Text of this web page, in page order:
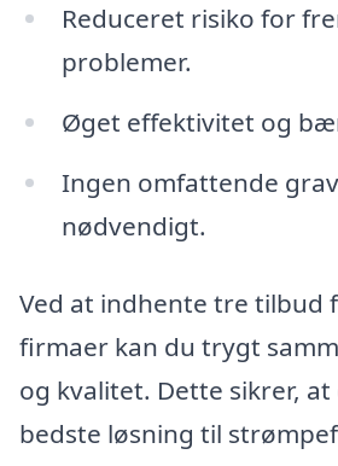
Reduceret risiko for
problemer.
Øget effektivitet og
Ingen omfattende
nødvendigt.
Ved at indhente tre tilbud
firmaer kan du trygt
og kvalitet. Dette sikrer,
bedste løsning til